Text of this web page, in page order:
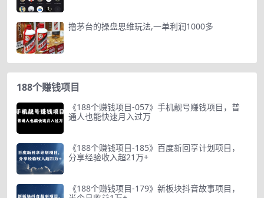
撸茅台的操盘思维玩法,一单利润1000多
188个赚钱项目
《188个赚钱项目-057》手机靓号赚钱项目，普
通人也能快速月入过万
《188个赚钱项目-185》百度新回享计划项目，
分享经验收入超21万+
《188个赚钱项目-179》新板块抖音故事项目，